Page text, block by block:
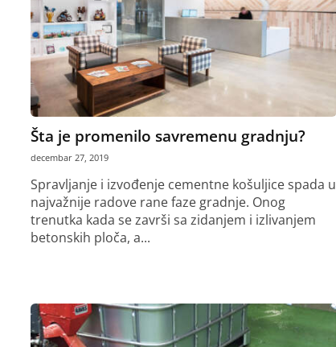
Šta je promenilo savremenu gradnju?
decembar 27, 2019
Spravljanje i izvođenje cementne košuljice spada u
najvažnije radove rane faze gradnje. Onog
trenutka kada se završi sa zidanjem i izlivanjem
betonskih ploča, a...